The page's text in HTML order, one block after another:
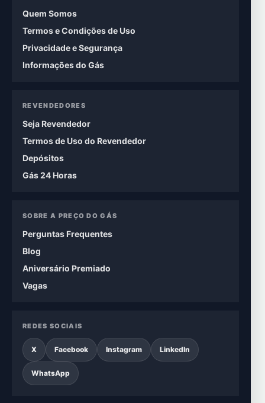
Quem Somos
Termos e Condições de Uso
Privacidade e Segurança
Informações do Gás
REVENDEDORES
Seja Revendedor
Termos de Uso do Revendedor
Depósitos
Gás 24 Horas
SOBRE A PREÇO DO GÁS
Perguntas Frequentes
Blog
Aniversário Premiado
Vagas
REDES SOCIAIS
X Facebook Instagram LinkedIn
WhatsApp